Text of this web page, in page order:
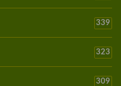
339
323
309